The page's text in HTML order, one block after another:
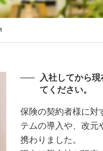
入社してから
てください。
保険の契約者様に対
テムの導入や、改元
携わりました。